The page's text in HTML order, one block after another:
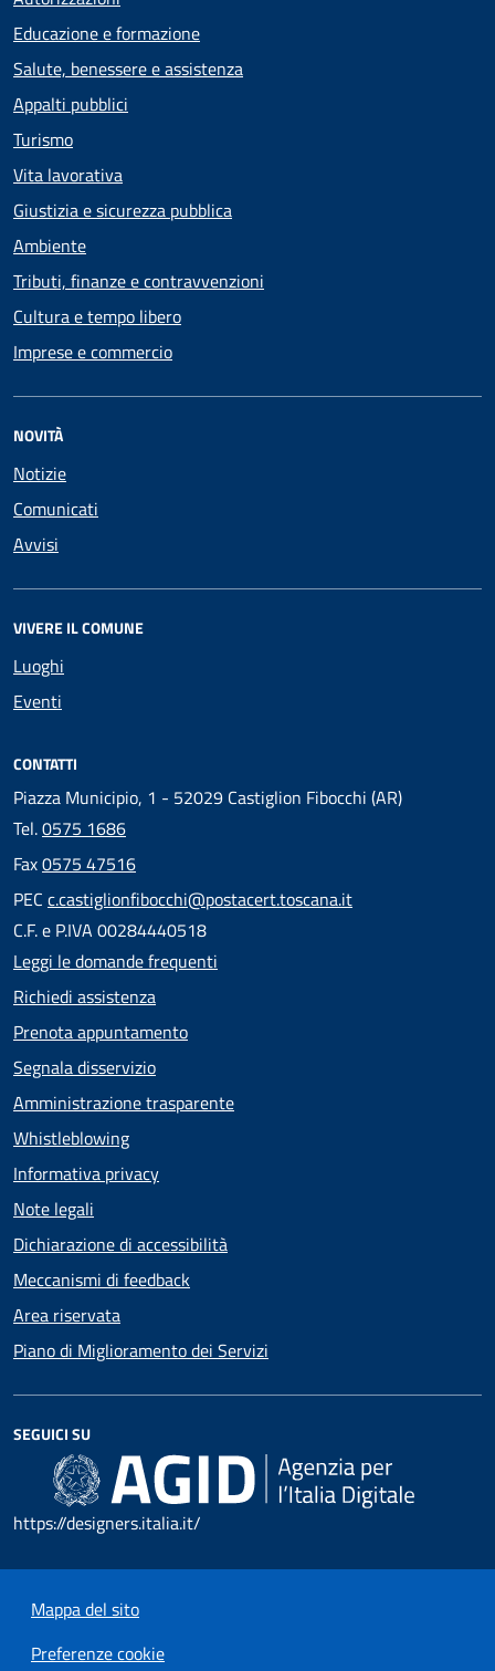
Educazione e formazione
Salute, benessere e assistenza
Appalti pubblici
Turismo
Vita lavorativa
Giustizia e sicurezza pubblica
Ambiente
Tributi, finanze e contravvenzioni
Cultura e tempo libero
Imprese e commercio
NOVITÀ
Notizie
Comunicati
Avvisi
VIVERE IL COMUNE
Luoghi
Eventi
CONTATTI
Piazza Municipio, 1 - 52029 Castiglion Fibocchi (AR)
Tel.0575 1686
Fax0575 47516
PEC c.castiglionfibocchi@postacert.toscana.it
C.F. e P.IVA 00284440518
Leggi le domande frequenti
Richiedi assistenza
Prenota appuntamento
Segnala disservizio
Amministrazione trasparente
Whistleblowing
Informativa privacy
Note legali
Dichiarazione di accessibilità
Meccanismi di feedback
Area riservata
Piano di Miglioramento dei Servizi
SEGUICI SU
https://designers.italia.it/
Mappa del sito
Preferenze cookie